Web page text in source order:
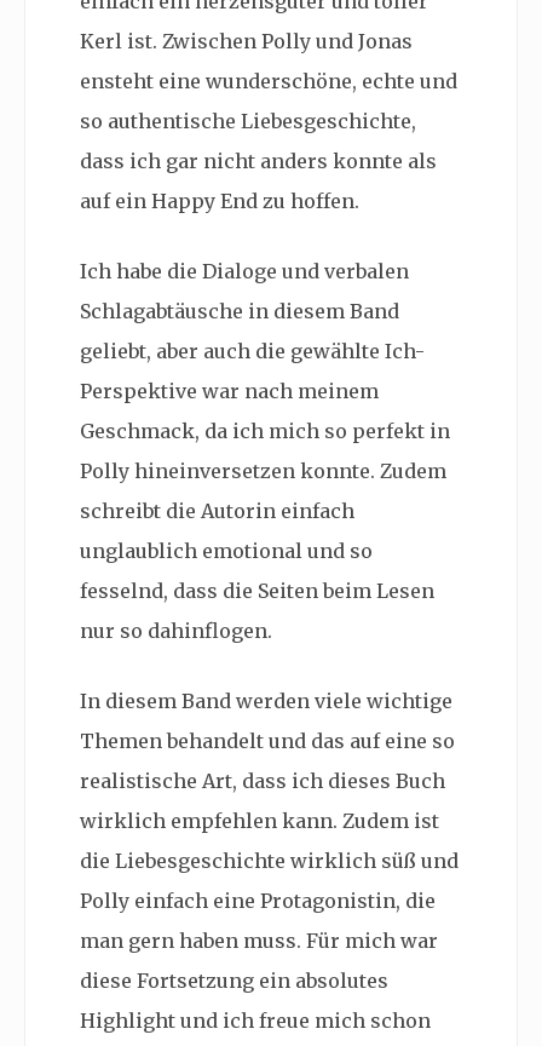
Kerl ist. Zwischen Polly und Jonas
ensteht eine wunderschöne, echte und
so authentische Liebesgeschichte,
dass ich gar nicht anders konnte als
auf ein Happy End zu hoffen.
Ich habe die Dialoge und verbalen
Schlagabtäusche in diesem Band
geliebt, aber auch die gewählte Ich-
Perspektive war nach meinem
Geschmack, da ich mich so perfekt in
Polly hineinversetzen konnte. Zudem
schreibt die Autorin einfach
unglaublich emotional und so
fesselnd, dass die Seiten beim Lesen
nur so dahinflogen.
In diesem Band werden viele wichtige
Themen behandelt und das auf eine so
realistische Art, dass ich dieses Buch
wirklich empfehlen kann. Zudem ist
die Liebesgeschichte wirklich süß und
Polly einfach eine Protagonistin, die
man gern haben muss. Für mich war
diese Fortsetzung ein absolutes
Highlight und ich freue mich schon